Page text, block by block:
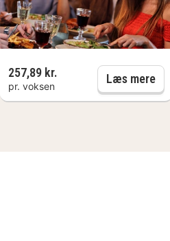
257,89 kr.
pr. voksen
Læs mere3-